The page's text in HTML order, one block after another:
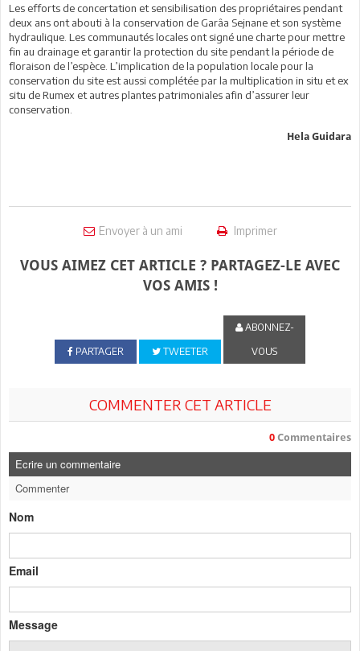
Les efforts de concertation et sensibilisation des propriétaires pendant
deux ans ont abouti à la conservation de Garâa Sejnane et son système
hydraulique. Les communautés locales ont signé une charte pour mettre
fin au drainage et garantir la protection du site pendant la période de
floraison de l’espèce. L’implication de la population locale pour la
conservation du site est aussi complétée par la multiplication in situ et ex
situ de Rumex et autres plantes patrimoniales afin d’assurer leur
conservation.
Hela Guidara
Envoyer à un ami Imprimer
VOUS AIMEZ CET ARTICLE ? PARTAGEZ-LE AVEC
VOS AMIS !
PARTAGER TWEETER
ABONNEZ-
VOUS
COMMENTER CET ARTICLE
0 Commentaires
Ecrire un commentaire
Commenter
Nom
Email
Message